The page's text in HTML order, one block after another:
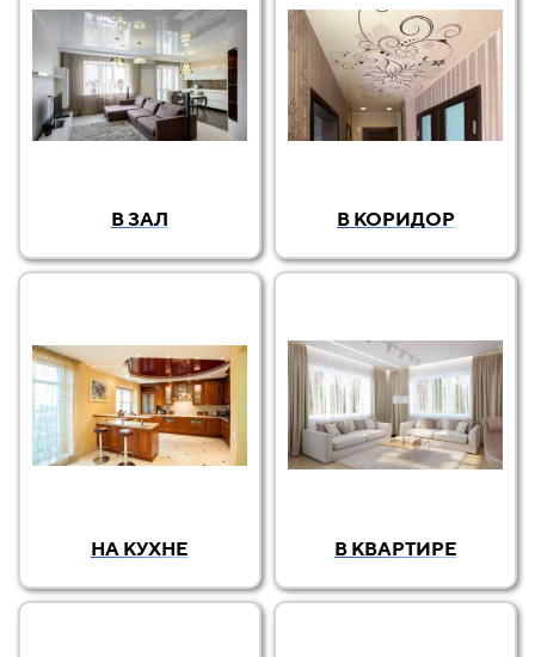
В ЗАЛ В КОРИДОР
НА КУХНЕ В КВАРТИРЕ